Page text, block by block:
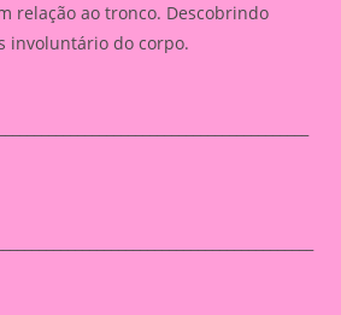
relação ao tronco. Descobrindo
involuntário do corpo.